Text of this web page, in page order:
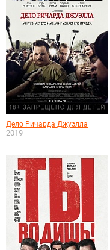
Дело Ричарда Джуэлла
2019